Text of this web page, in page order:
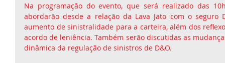
Na programação do evento, que será realizado das
abordarão desde a relação da Lava Jato com o seguro
aumento de sinistralidade para a carteira, além dos
acordo de leniência. Também serão discutidas as
dinâmica da regulação de sinistros de D&O.